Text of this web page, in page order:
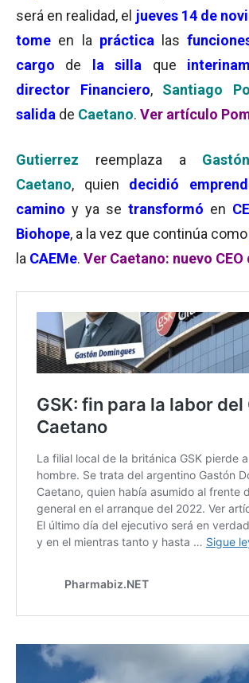
será en realidad, el jueves 14 de
tome en la práctica las
cargo
de la silla que
director Financiero, Santiago
salida de Caetano. Ver artículo
Gutierrez reemplaza a
Caetano, quien decidió
camino y ya se transformó en
Biohope, a la vez que continúa como
la CAEMe. Ver Caetano: nuevo